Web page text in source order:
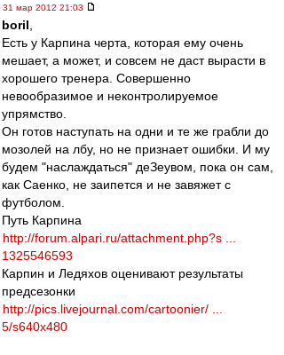
31 мар 2012 21:03
boril
Есть у Карпина черта, которая ему очень
мешает, а может, и совсем не даст вырасти в
хорошего тренера. Совершенно
невообразимое и неконтролируемое
упрямство.
Он готов наступать на одни и те же грабли до
мозолей на лбу, но не признает ошибки. И му
будем "наслаждаться" деЗеувом, пока он сам,
как Саенко, не заипется и не завяжет с
футболом.
Путь Карпина
http://forum.alpari.ru/attachment.php?s ...
1325546593
Карпин и Ледяхов оценивают результаты
предсезонки
http://pics.livejournal.com/cartoonier/ ...
5/s640x480